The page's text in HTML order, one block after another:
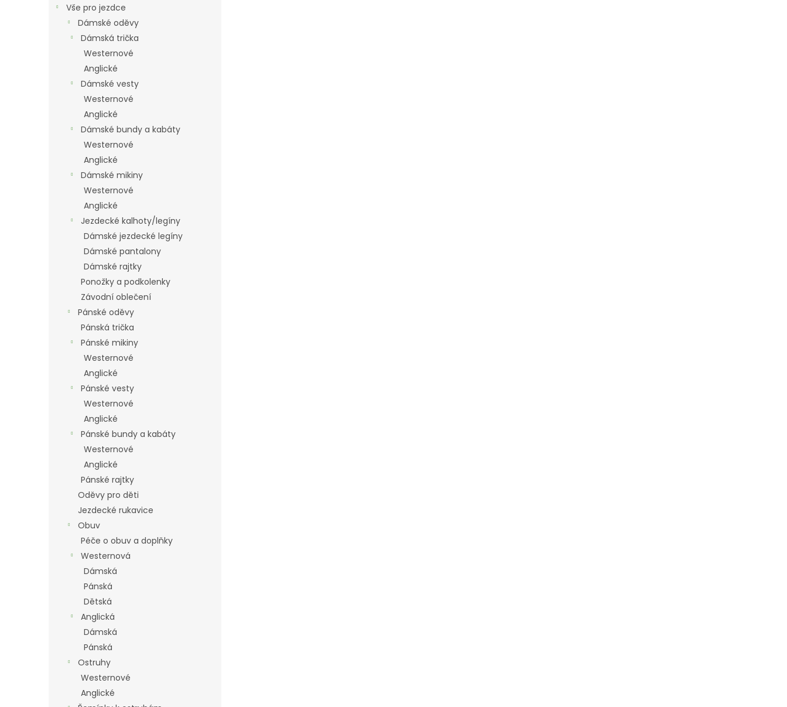
Vše pro jezdce
Dámské oděvy
Dámská trička
Westernové
Anglické
Dámské vesty
Westernové
Anglické
Dámské bundy a kabáty
Westernové
Anglické
Dámské mikiny
Westernové
Anglické
Jezdecké kalhoty/legíny
Dámské jezdecké legíny
Dámské pantalony
Dámské rajtky
Ponožky a podkolenky
Závodní oblečení
Pánské oděvy
Pánská trička
Pánské mikiny
Westernové
Anglické
Pánské vesty
Westernové
Anglické
Pánské bundy a kabáty
Westernové
Anglické
Pánské rajtky
Oděvy pro děti
Jezdecké rukavice
Obuv
Péče o obuv a doplňky
Westernová
Dámská
Pánská
Dětská
Anglická
Dámská
Pánská
Ostruhy
Westernové
Anglické